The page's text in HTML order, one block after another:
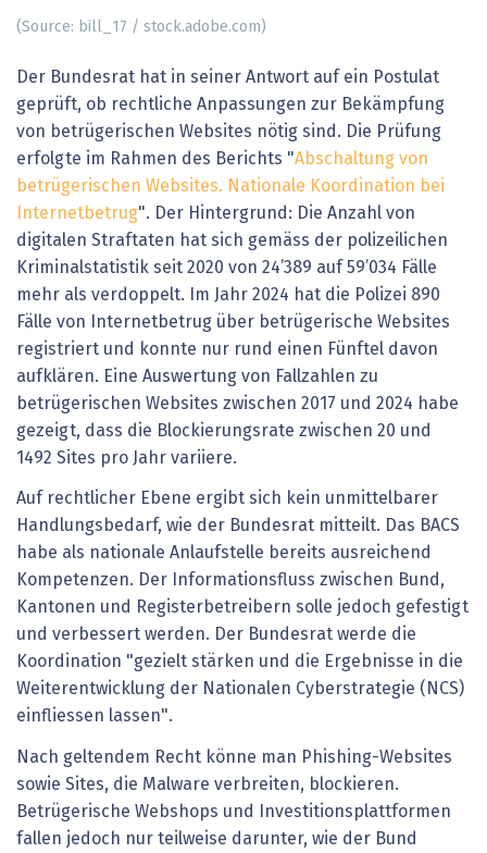
(Source: bill_17 / stock.adobe.com)
Der Bundesrat hat in seiner Antwort auf ein Postulat
geprüft, ob rechtliche Anpassungen zur Bekämpfung
von betrügerischen Websites nötig sind. Die Prüfung
erfolgte im Rahmen des Berichts "Abschaltung von
betrügerischen Websites. Nationale Koordination bei
Internetbetrug". Der Hintergrund: Die Anzahl von
digitalen Straftaten hat sich gemäss der polizeilichen
Kriminalstatistik seit 2020 von 24’389 auf 59’034 Fälle
mehr als verdoppelt. Im Jahr 2024 hat die Polizei 890
Fälle von Internetbetrug über betrügerische Websites
registriert und konnte nur rund einen Fünftel davon
aufklären. Eine Auswertung von Fallzahlen zu
betrügerischen Websites zwischen 2017 und 2024 habe
gezeigt, dass die Blockierungsrate zwischen 20 und
1492 Sites pro Jahr variiere.
Auf rechtlicher Ebene ergibt sich kein unmittelbarer
Handlungsbedarf, wie der Bundesrat mitteilt. Das BACS
habe als nationale Anlaufstelle bereits ausreichend
Kompetenzen. Der Informationsfluss zwischen Bund,
Kantonen und Registerbetreibern solle jedoch gefestigt
und verbessert werden. Der Bundesrat werde die
Koordination "gezielt stärken und die Ergebnisse in die
Weiterentwicklung der Nationalen Cyberstrategie (NCS)
einfliessen lassen".
Nach geltendem Recht könne man Phishing-Websites
sowie Sites, die Malware verbreiten, blockieren.
Betrügerische Webshops und Investitionsplattformen
fallen jedoch nur teilweise darunter, wie der Bund